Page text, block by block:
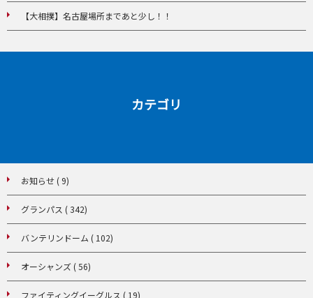
【大相撲】名古屋場所まであと少し！！
カテゴリ
お知らせ ( 9)
グランパス ( 342)
バンテリンドーム ( 102)
オーシャンズ ( 56)
ファイティングイーグルス ( 19)